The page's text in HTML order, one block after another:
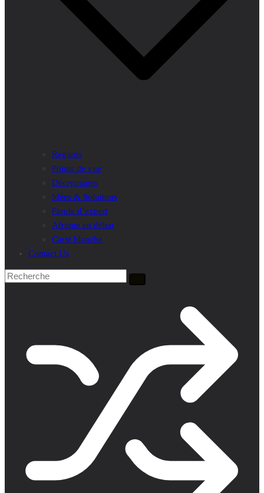
Regards
Points de vue
Décryptages
Idées & Solutions
Parole d’expert
Afrique en débat
Carte blanche
Contact Us